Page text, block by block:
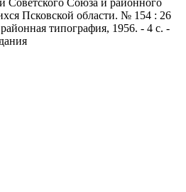
Псковской области. № 154 : 26
типография, 1956. - 4 с. -